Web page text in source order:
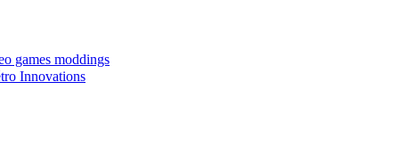
games moddings
Innovations